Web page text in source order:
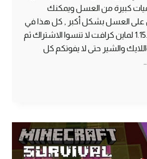
كبيرة من العسل ويمكنك
على العسل بشكل أكبر , كل هذا في
التحديث الأخير 1.15.2 لماين كرافت لا تنسوا الاشتراك ثم
والشير حتى لا يفوتكم كل